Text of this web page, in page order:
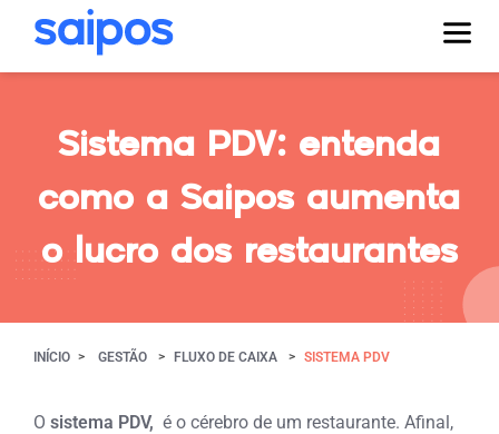
Sistema PDV: entenda
como a Saipos aumenta
o lucro dos restaurantes
INÍCIO GESTÃO FLUXO DE CAIXA SISTEMA PDV
Osistema PDV, é o cérebro de um restaurante. Afinal,